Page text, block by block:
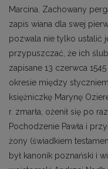
Marcina. Zachowany
zapis wiana dla swej
pozwala nie tylko ustalić
przypuszczać, że ich ślub
zapisane 13 czerwca
okresie między
księżniczkę Marynę
r. zmarła, ożenił się po
Pochodzenie Pawła i
żony (świadkiem
był kanonik poznański i